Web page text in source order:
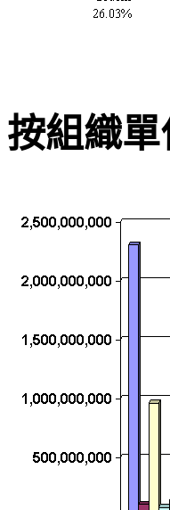
按組織